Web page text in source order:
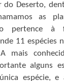
do Deserto,
as
pertence à
11 espécies
mais
alguns
espécie, e